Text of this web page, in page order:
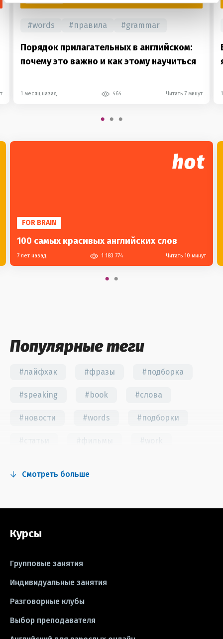
#words #правила #grammar
Порядок прилагательных в английском:
почему это важно и как этому научиться
1 месяц назад 464 Читать 7 минут
hot
FOR BRAIN
100 самых красивых английских слов
7 лет назад 1 183 774 Читать 10 минут
Популярные теги
#лайфхак #фразы #подборка
#speaking #book #слова
#новости #words #подборки
#grammar #writing #упражнения
#песни
#школа #игры
#CV #резюме
#idioms #эссе
Смотреть больше
Курсы
Групповые занятия
Индивидуальные занятия
Разговорные клубы
Выбор преподавателя